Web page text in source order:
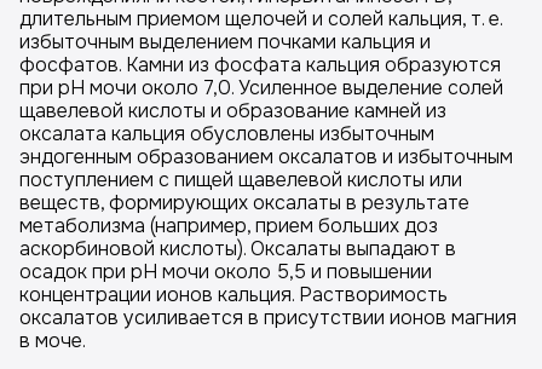
длительным приемом щелочей и солей кальция, т. е.
избыточным выделением почками кальция и
фосфатов. Камни из фосфата кальция образуются
при рН мочи около 7,0. Усиленное выделение солей
щавелевой кислоты и образование камней из
оксалата кальция обусловлены избыточным
эндогенным образованием оксалатов и избыточным
поступлением с пищей щавелевой кислоты или
веществ, формирующих оксалаты в результате
метаболизма (например, прием больших доз
аскорбиновой кислоты). Оксалаты выпадают в
осадок при рН мочи около 5,5 и повышении
концентрации ионов кальция. Растворимость
оксалатов усиливается в присутствии ионов магния
в моче.